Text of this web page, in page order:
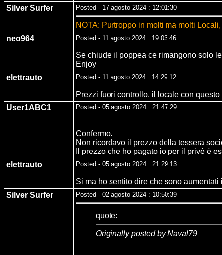
Silver Surfer
Posted - 17 agosto 2024 : 12:01:30
NOTA: Purtroppo in molti ma molti
neo964
Posted - 11 agosto 2024 : 19:03:46
Se chiude il poppea ce rimangono solo
Enjoy
elettrauto
Posted - 11 agosto 2024 : 14:29:12
Prezzi fuori controllo, il locale con
User1ABC1
Posted - 05 agosto 2024 : 21:47:29
Confermo.
Non ricordavo il prezzo della tessera
Il prezzo che ho pagato io per il privè è
elettrauto
Posted - 05 agosto 2024 : 21:29:13
Si ma ho sentito dire che sono
Silver Surfer
Posted - 02 agosto 2024 : 10:50:39
quote:
Originally posted by Naval79